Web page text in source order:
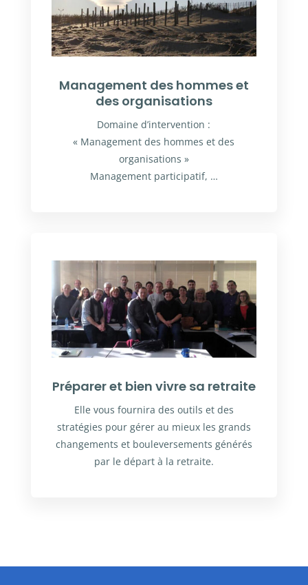
Management des hommes et
des organisations
Domaine d’intervention :
« Management des hommes et des
organisations »
Management participatif, …
Préparer et bien vivre sa retraite
Elle vous fournira des outils et des
stratégies pour gérer au mieux les grands
changements et bouleversements générés
par le départ à la retraite.